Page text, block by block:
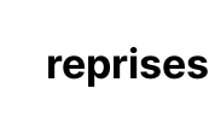
reprises